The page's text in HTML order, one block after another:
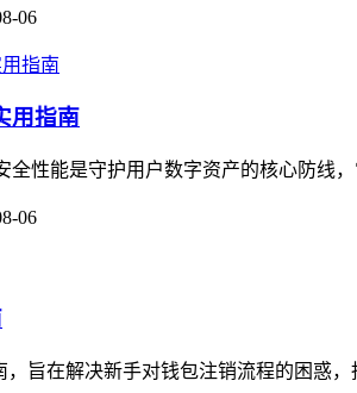
06
用指南
全性能是守护用户数字资产的核心防
06
旨在解决新手对钱包注销流程的困惑